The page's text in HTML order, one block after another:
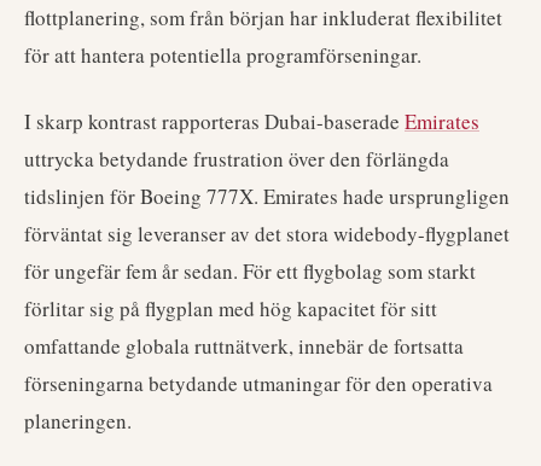
flottplanering, som från början har inkluderat flexibilitet
för att hantera potentiella programförseningar.
I skarp kontrast rapporteras Dubai-baserade Emirates
uttrycka betydande frustration över den förlängda
tidslinjen för Boeing 777X. Emirates hade ursprungligen
förväntat sig leveranser av det stora widebody-flygplanet
för ungefär fem år sedan. För ett flygbolag som starkt
förlitar sig på flygplan med hög kapacitet för sitt
omfattande globala ruttnätverk, innebär de fortsatta
förseningarna betydande utmaningar för den operativa
planeringen.